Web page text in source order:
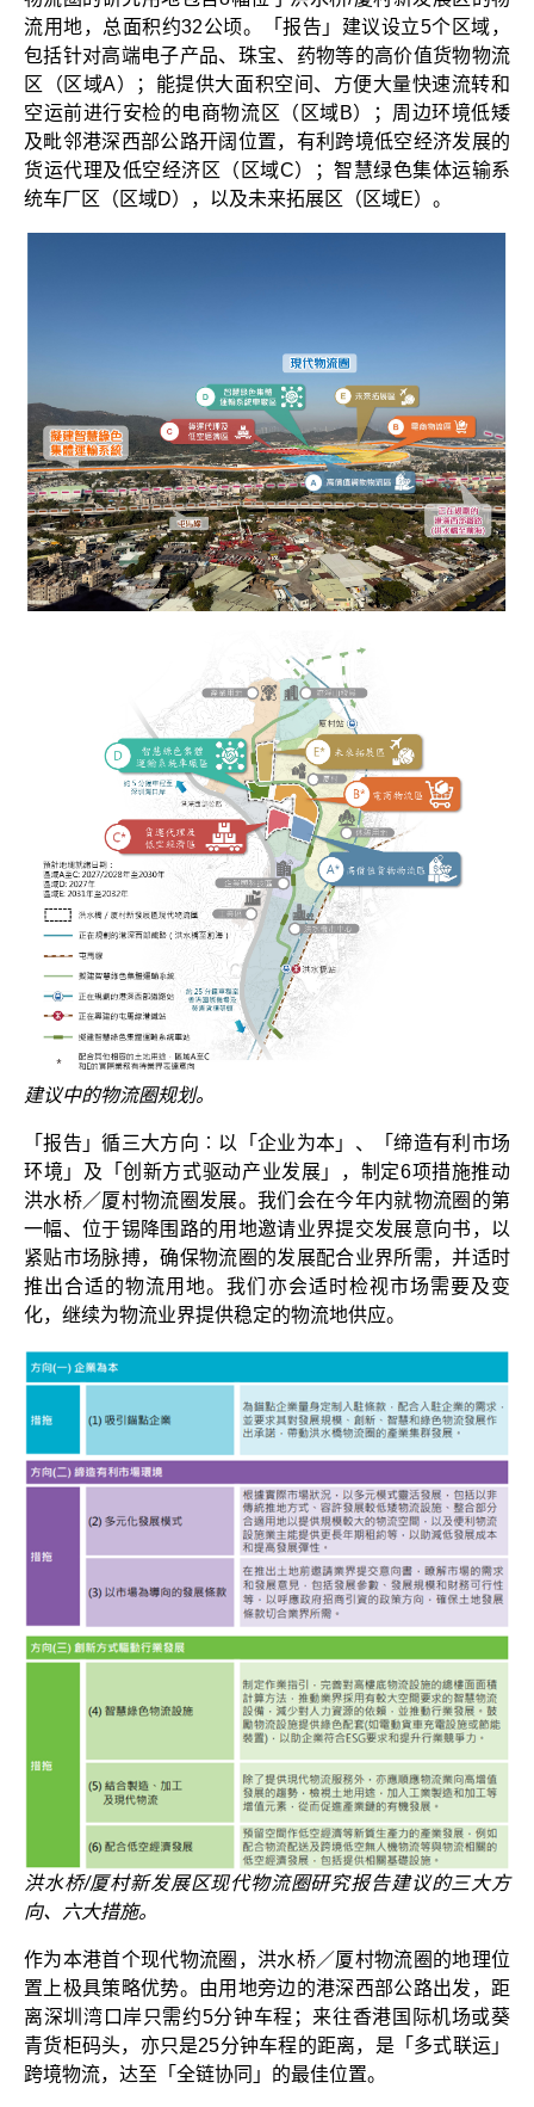
流用地，总面积约32公顷。「报告」建议设立5个区域，
包括针对高端电子产品、珠宝、药物等的高价值货物物流
区（区域A）；能提供大面积空间、方便大量快速流转和
空运前进行安检的电商物流区（区域B）；周边环境低矮
及毗邻港深西部公路开阔位置，有利跨境低空经济发展的
货运代理及低空经济区（区域C）；智慧绿色集体运输系
统车厂区（区域D），以及未来拓展区（区域E）。
建议中的物流圈规划。
「报告」循三大方向︰以「企业为本」、「缔造有利市场
环境」及「创新方式驱动产业发展」，制定6项措施推动
洪水桥／厦村物流圈发展。我们会在今年内就物流圈的第
一幅、位于锡降围路的用地邀请业界提交发展意向书，以
紧贴市场脉搏，确保物流圈的发展配合业界所需，并适时
推出合适的物流用地。我们亦会适时检视市场需要及变
化，继续为物流业界提供稳定的物流地供应。
洪水桥/厦村新发展区现代物流圈研究报告建议的三大方
向、六大措施。
作为本港首个现代物流圈，洪水桥／厦村物流圈的地理位
置上极具策略优势。由用地旁边的港深西部公路出发，距
离深圳湾口岸只需约5分钟车程；来往香港国际机场或葵
青货柜码头，亦只是25分钟车程的距离，是「多式联运」
跨境物流，达至「全链协同」的最佳位置。